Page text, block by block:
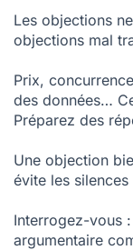
Les objections
objections mal
Prix,
des données…
Préparez des
Une objection
évite les silences
Interrogez-vous
argumentaire